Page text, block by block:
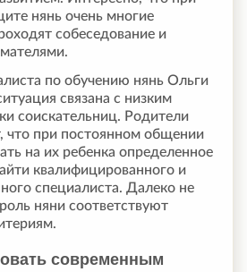
нянь очень многие
собеседование и
по обучению нянь Ольги
связана с низким
соискательниц. Родители
что при постоянном общении
на их ребенка определенное
квалифицированного и
специалиста. Далеко не
няни соответствуют
современным